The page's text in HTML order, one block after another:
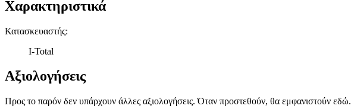
Χαρακτηριστικά
Κατασκευαστής:
I-Total
Αξιολογήσεις
Προς το παρόν δεν υπάρχουν άλλες αξιολογήσεις. Όταν προστεθούν, θα εμφανιστούν εδώ.